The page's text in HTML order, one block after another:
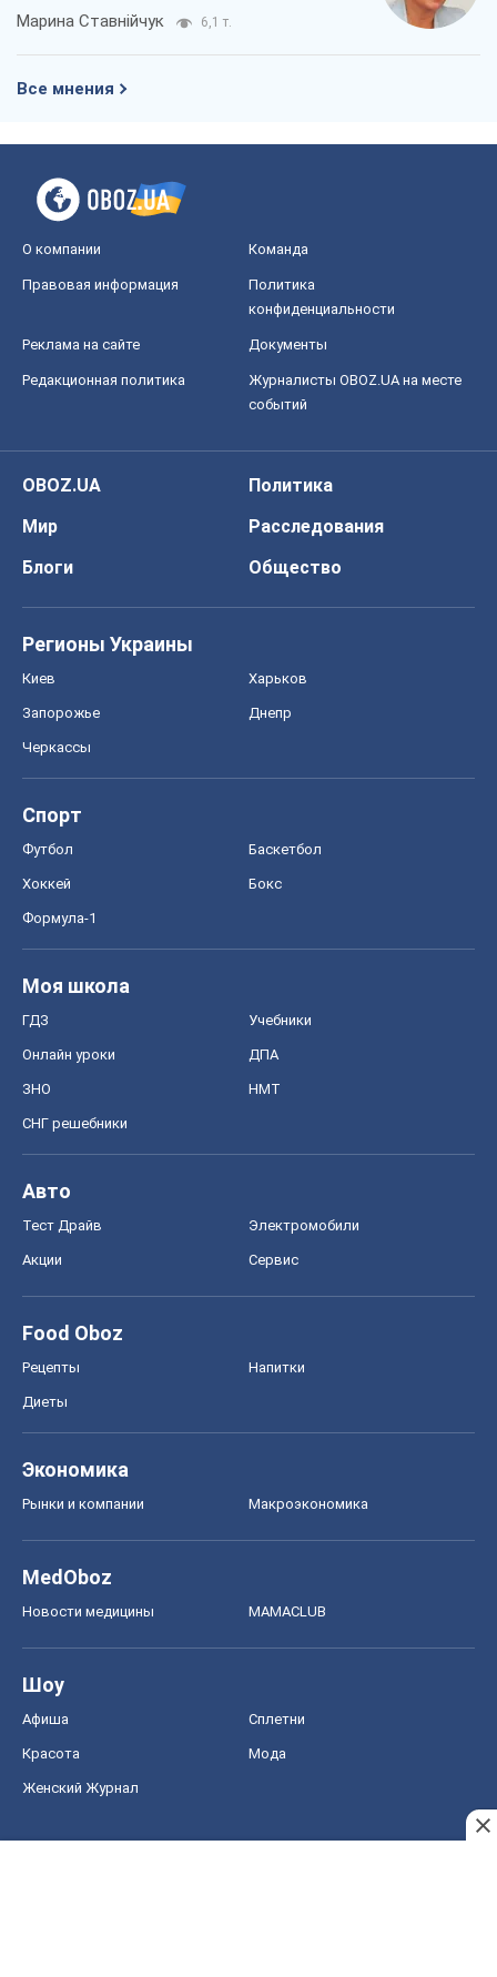
Марина Ставнійчук 6,1 т.
Все мнения
О компании Команда
Правовая информация
Политика
конфиденциальности
Реклама на сайте Документы
Редакционная политика
Журналисты OBOZ.UA на месте
событий
OBOZ.UA
Политика
Мир
Расследования
Блоги
Общество
Регионы Украины
Киев Харьков
Запорожье Днепр
Черкассы
Спорт
Футбол Баскетбол
Хоккей Бокс
Формула-1
Моя школа
ГДЗ Учебники
Онлайн уроки ДПА
ЗНО НМТ
СНГ решебники
Авто
Тест Драйв Электромобили
Акции Сервис
Food Oboz
Рецепты Напитки
Диеты
Экономика
Рынки и компании Mакроэкономика
MedOboz
Новости медицины MAMACLUB
Шоу
Афиша Сплетни
Красота Мода
Женский Журнал